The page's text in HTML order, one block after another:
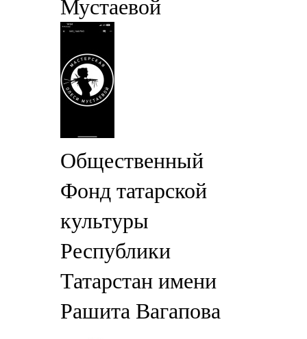
Мустаевой
Общественный
Фонд татарской
культуры
Республики
Татарстан имени
Рашита Вагапова